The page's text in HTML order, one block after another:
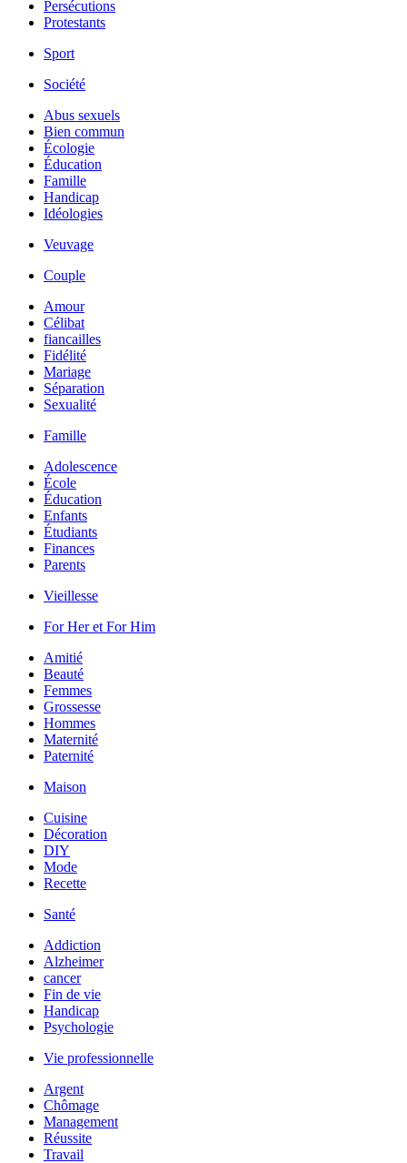
Persécutions
Protestants
Sport
Société
Abus sexuels
Bien commun
Écologie
Éducation
Famille
Handicap
Idéologies
Veuvage
Couple
Amour
Célibat
fiancailles
Fidélité
Mariage
Séparation
Sexualité
Famille
Adolescence
École
Éducation
Enfants
Étudiants
Finances
Parents
Vieillesse
For Her et For Him
Amitié
Beauté
Femmes
Grossesse
Hommes
Maternité
Paternité
Maison
Cuisine
Décoration
DIY
Mode
Recette
Santé
Addiction
Alzheimer
cancer
Fin de vie
Handicap
Psychologie
Vie professionnelle
Argent
Chômage
Management
Réussite
Travail